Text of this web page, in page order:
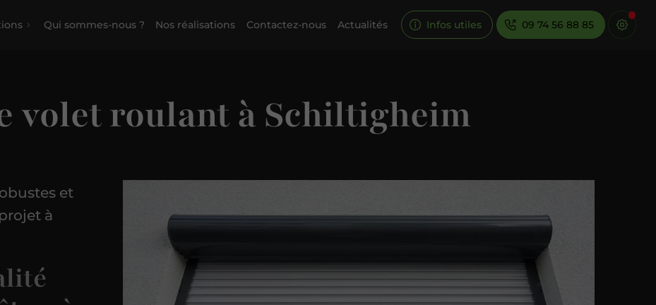
Qui sommes-nous ? Nos réalisations Contactez-nous Actualités Infos utiles 09 74 56 88 85
volet roulant à Schiltigheim
et
à